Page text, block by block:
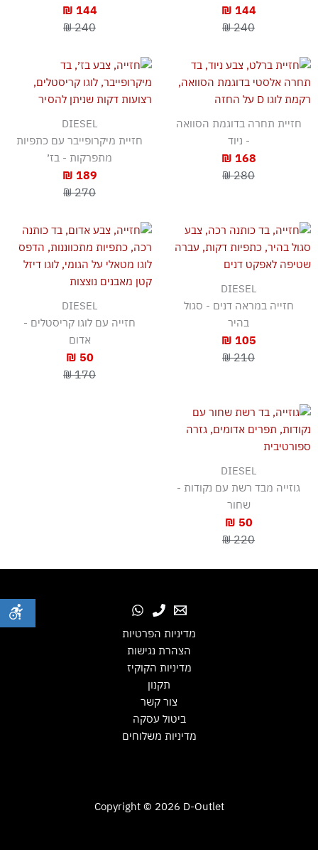
144 ₪
240 ₪
144 ₪
240 ₪
חזיית תחרה בדוגמת הסוואה
- ניוד
168 ₪
280 ₪
DIESEL
חזיית מיקרופייבר עם כתפיות
מתפרקות - בז׳
189 ₪
270 ₪
DIESEL
חזייה במראה דנים - סגול
בהיר
105 ₪
210 ₪
DIESEL
חזייה עם לוגו קריסטלים -
אדום
50 ₪
170 ₪
DIESEL
גוזייה מבד רשת עם נקודות -
שחור
50 ₪
220 ₪
מדיניות הפרטיות
הצהרת נגישות
מדיניות הקוקיז
תקנון
צור קשר
ביטול עסקה
מדיניות משלוחים
Copyright © 2026 D-Outlet